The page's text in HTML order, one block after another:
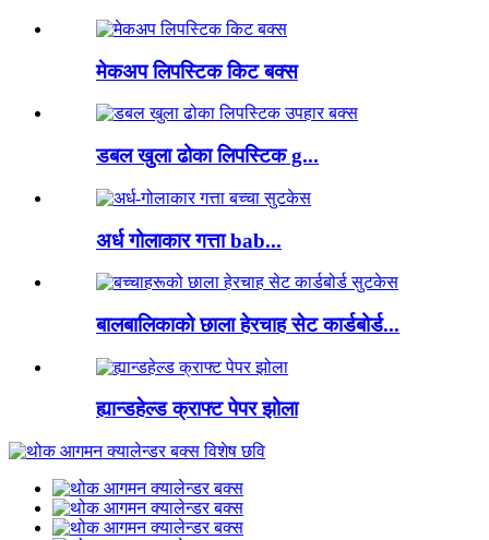
मेकअप लिपस्टिक किट बक्स
डबल खुला ढोका लिपस्टिक g...
अर्ध गोलाकार गत्ता bab...
बालबालिकाको छाला हेरचाह सेट कार्डबोर्ड...
ह्यान्डहेल्ड क्राफ्ट पेपर झोला